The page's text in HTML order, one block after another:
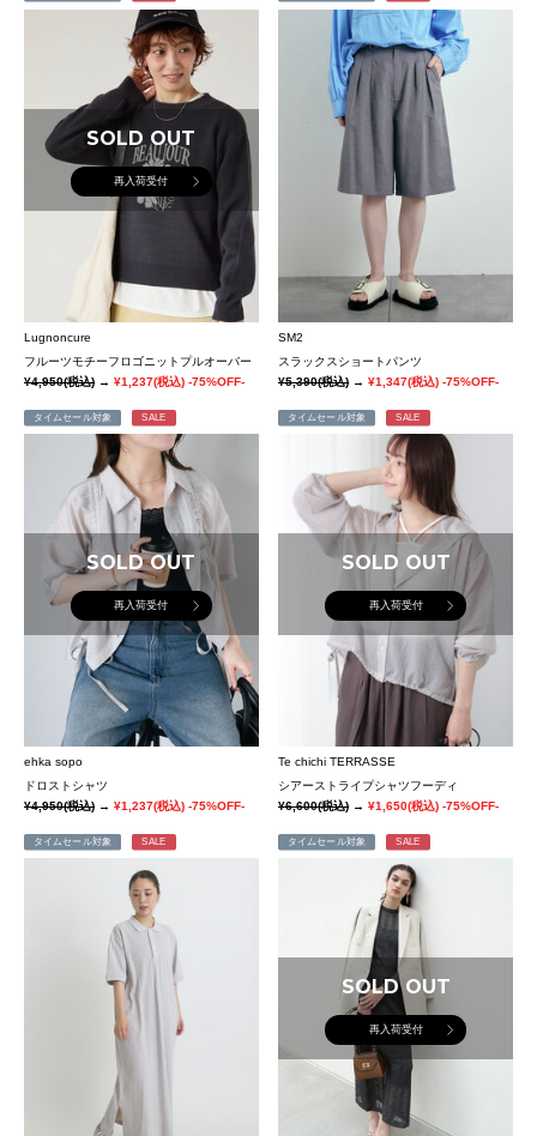
SOLD OUT
再入荷受付
Lugnoncure
フルーツモチーフロゴニットプルオーバー
¥4,950(税込) → ¥1,237(税込) -75%OFF-
SM2
スラックスショートパンツ
¥5,390(税込)→¥1,347(税込) -75%OFF-
タイムセール対象 SALE
SOLD OUT
再入荷受付
ehka sopo
ドロストシャツ
¥4,950(税込) → ¥1,237(税込) -75%OFF-
タイムセール対象 SALE
SOLD OUT
再入荷受付
Te chichi TERRASSE
シアーストライプシャツフーディ
¥6,600(税込)→¥1,650(税込) -75%OFF-
タイムセール対象 SALE タイムセール対象 SALE
SOLD OUT
再入荷受付